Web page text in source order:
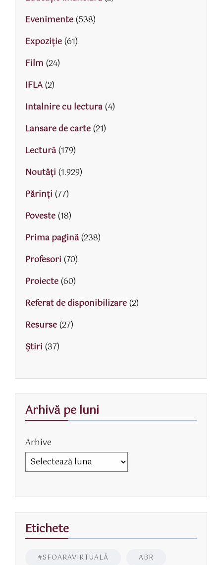
Evenimente(538)
Expoziție(61)
Film (24)
IFLA(2)
Intalnire cu lectura(4)
Lansare de carte(21)
Lectură(179)
Noutăți (1.929)
Părinţi (77)
Poveste(18)
Prima pagină(238)
Profesori (70)
Proiecte(60)
Referat de disponibilizare(2)
Resurse(27)
Știri (37)
Arhivă pe luni
Arhive
Etichete
#SFOARAVIRTUALĂ ABR